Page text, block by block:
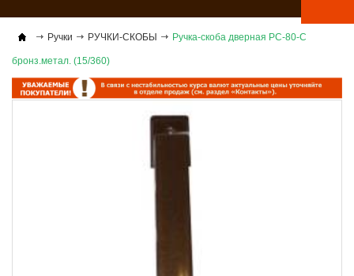
Ручки РУЧКИ-СКОБЫ Ручка-скоба дверная РС-80-С
бронз.метал. (15/360)